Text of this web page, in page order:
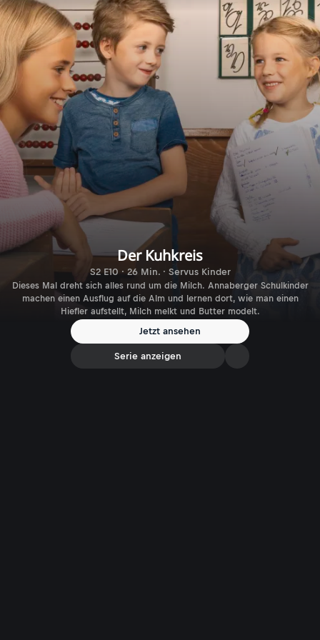
Der Kuhkreis
S2 E10 · 26 Min. · Servus Kinder
Dieses Mal dreht sich alles rund um die Milch. Annaberger Schulkinder
machen einen Ausflug auf die Alm und lernen dort, wie man einen
Hiefler aufstellt, Milch melkt und Butter modelt.
Jetzt ansehen
Serie anzeigen